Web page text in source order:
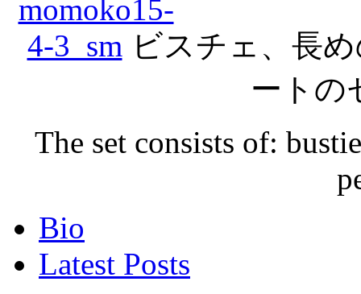
ビスチェ、長
ートの
The set consists of:
following
tabs
change
Bio
Latest Posts